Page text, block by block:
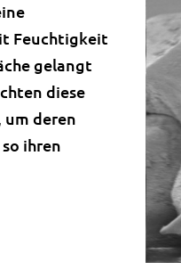
Feuchtigkeit
gelangt
diese
deren
ihren